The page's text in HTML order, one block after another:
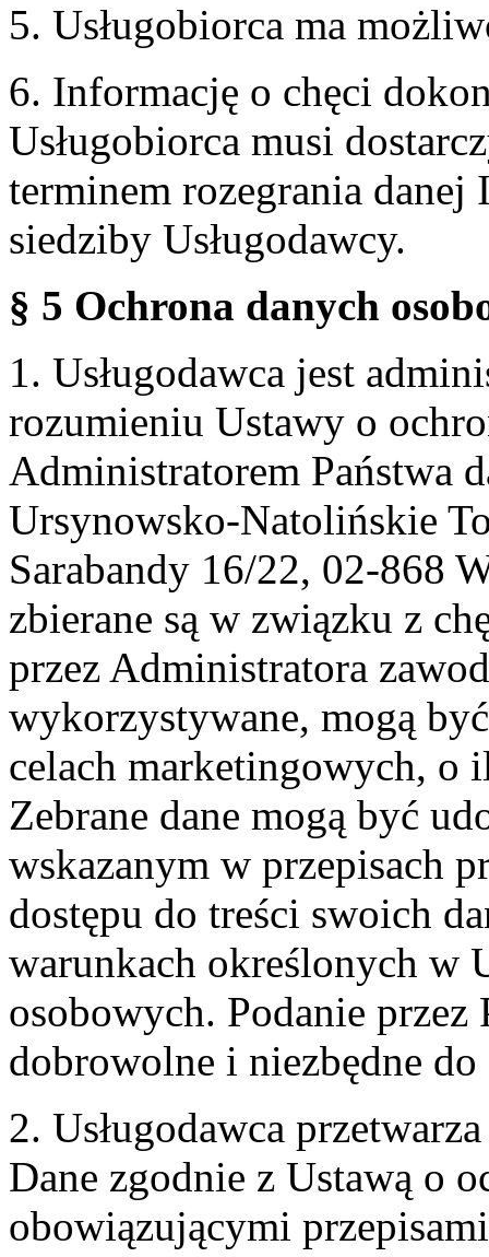
5. Usługobiorca ma
6. Informację o chęci
Usługobiorca musi
terminem rozegrania
siedziby Usługodawcy.
§ 5 Ochrona danych
1. Usługodawca jest
rozumieniu Ustawy o
Administratorem Państwa
Ursynowsko-Natolińskie
Sarabandy 16/22, 02-868
zbierane są w związku z
przez Administratora
wykorzystywane, mogą
celach marketingowych, o
Zebrane dane mogą być
wskazanym w przepisach
dostępu do treści swoich
warunkach określonych w
osobowych. Podanie przez
dobrowolne i niezbędne
2. Usługodawca
Dane zgodnie z Ustawą o
obowiązującymi